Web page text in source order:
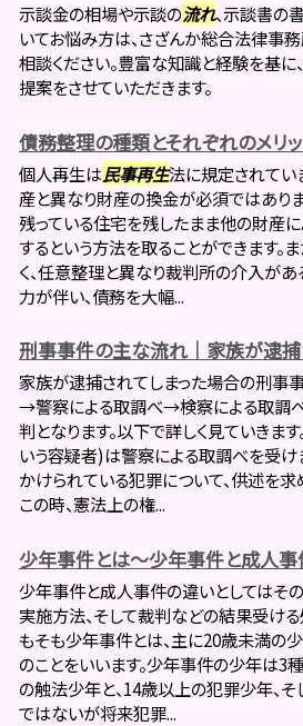
示談金の相場や示談の流れ、示談書の
いてお悩み方は、さざんか総合法律事
相談ください。豊富な知識と経験を基
提案をさせていただきます。
債務整理の種類とそれぞれのメリッ
個人再生は民事再生法に規定されてい
産と異なり財産の換金が必須ではあり
残っている住宅を残したまま他の財産
するという方法を取ることができます。
く、任意整理と異なり裁判所の介入が
力が伴い、債務を大幅...
刑事事件の主な流れ｜家族が逮捕
家族が逮捕されてしまった場合の刑事
→警察による取調べ→検察による取
判となります。以下で詳しく見ていきま
いう容疑者)は警察による取調べを受け
かけられている犯罪について、供述を求
この時、憲法上の権...
少年事件とは～少年事件と成人
少年事件と成人事件の違いとしてはそ
実施方法、そして裁判などの結果受け
もそも少年事件とは、主に20歳未満の
のことをいいます。少年事件の少年は3
の触法少年と、14歳以上の犯罪少年、
ではないが将来犯罪...